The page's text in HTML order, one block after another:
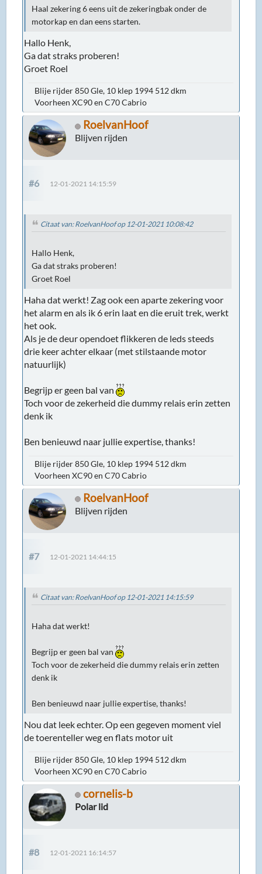
Haal zekering 6 eens uit de zekeringbak onder de
motorkap en dan eens starten.
Hallo Henk,
Ga dat straks proberen!
Groet Roel
Blije rijder 850 Gle, 10 klep 1994 512 dkm
Voorheen XC90 en C70 Cabrio
RoelvanHoof
Blijven rijden
#6 12-01-2021 14:15:59
Citaat van: RoelvanHoof op 12-01-2021 10:08:42
Hallo Henk,
Ga dat straks proberen!
Groet Roel
Haha dat werkt! Zag ook een aparte zekering voor
het alarm en als ik 6 erin laat en die eruit trek, werkt
het ook.
Als je de deur opendoet flikkeren de leds steeds
drie keer achter elkaar (met stilstaande motor
natuurlijk)
Begrijp er geen bal van
Toch voor de zekerheid die dummy relais erin zetten
denk ik
Ben benieuwd naar jullie expertise, thanks!
Blije rijder 850 Gle, 10 klep 1994 512 dkm
Voorheen XC90 en C70 Cabrio
RoelvanHoof
Blijven rijden
#7 12-01-2021 14:44:15
Citaat van: RoelvanHoof op 12-01-2021 14:15:59
Haha dat werkt!
Begrijp er geen bal van
Toch voor de zekerheid die dummy relais erin zetten
denk ik
Ben benieuwd naar jullie expertise, thanks!
Nou dat leek echter. Op een gegeven moment viel
de toerenteller weg en flats motor uit
Blije rijder 850 Gle, 10 klep 1994 512 dkm
Voorheen XC90 en C70 Cabrio
cornelis-b
Polar lid
#8 12-01-2021 16:14:57